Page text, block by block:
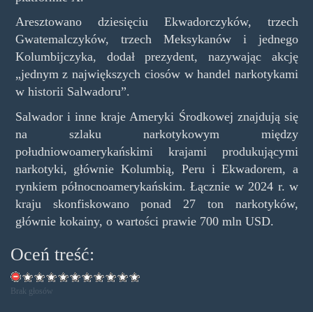
Aresztowano dziesięciu Ekwadorczyków, trzech
Gwatemalczyków, trzech Meksykanów i jednego
Kolumbijczyka, dodał prezydent, nazywając akcję
„jednym z największych ciosów w handel narkotykami
w historii Salwadoru”.
Salwador i inne kraje Ameryki Środkowej znajdują się
na szlaku narkotykowym między
południowoamerykańskimi krajami produkującymi
narkotyki, głównie Kolumbią, Peru i Ekwadorem, a
rynkiem północnoamerykańskim. Łącznie w 2024 r. w
kraju skonfiskowano ponad 27 ton narkotyków,
głównie kokainy, o wartości prawie 700 mln USD.
Oceń treść:
Brak głosów